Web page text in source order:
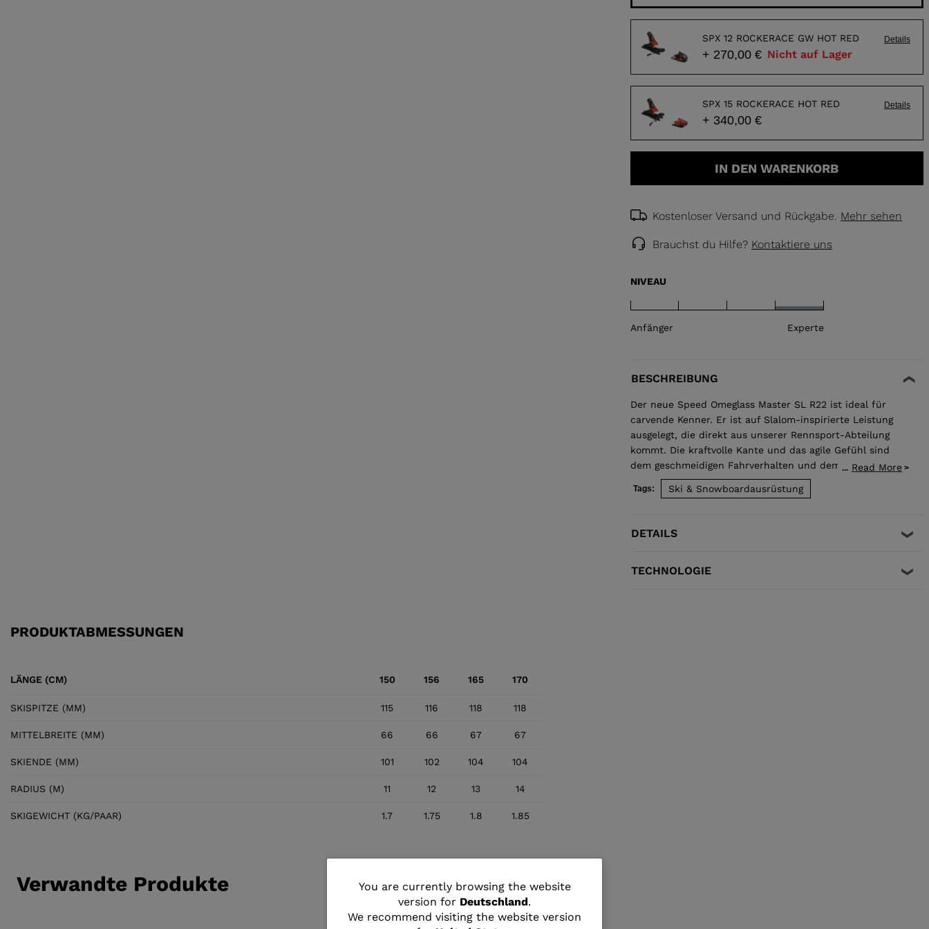
You
are
You are currently browsing the website
version for Deutschland.
We recommend visiting the website version
SPX 12 ROCKERACE GW HOT RED Details
Nicht auf Lager
+ 270,00 €
SPX 15 ROCKERACE HOT RED Details
+ 340,00 €
IN DEN WARENKORB
Kostenloser Versand und Rückgabe. Mehr sehen
Brauchst du Hilfe? Kontaktiere uns
NIVEAU
Anfänger Experte
BESCHREIBUNG
Der neue Speed Omeglass Master SL R22 ist ideal für
carvende Kenner. Er ist auf Slalom-inspirierte Leistung
ausgelegt, die direkt aus unserer Rennsport-Abteilung
kommt. Die kraftvolle Kante und das agile Gefühl sind
dem geschmeidigen Fahrverhalten und dem leichten
Schwunggefühl unseres Buchenholzkerns in Kombination
mit der durchgehenden Ti-Schicht zu verdanken. Ein
... Read More
Tags: Ski & Snowboardausrüstung
DETAILS
TECHNOLOGIE
PRODUKTABMESSUNGEN
LÄNGE (CM) 150 156 165 170
SKISPITZE (MM) 115 116 118 118
MITTELBREITE (MM) 66 66 67 67
SKIENDE (MM) 101 102 104 104
RADIUS (M) 11 12 13 14
SKIGEWICHT (KG/PAAR) 1.7 1.75 1.8 1.85
Verwandte Produkte